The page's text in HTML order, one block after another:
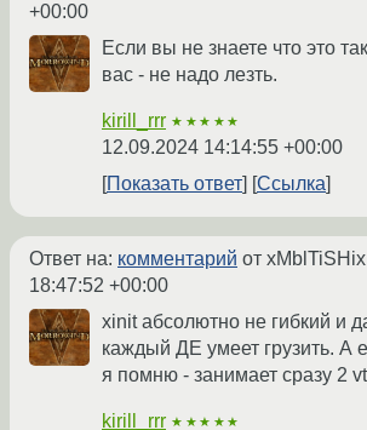
+00:00
Если вы не знаете что это
вас - не надо лезть.
kirill_rrr ★★★★★
12.09.2024 14:14:55 +00:00
Показать ответ
Ссылка
Ответ на: комментарий от xMblTiSHix
18:47:52 +00:00
xinit абсолютно не гибкий и
каждый ДЕ умеет грузить. А
я помню - занимает сразу 2
kirill_rrr ★★★★★